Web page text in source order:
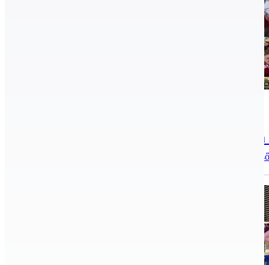
A KESI megrendezte az I. Nyuszi
Április 1-én a Kecskeméti Sportiskola úszószakosztálya